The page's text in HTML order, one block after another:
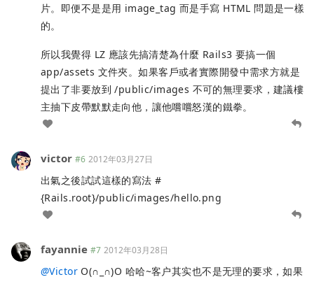
片。即便不是是用 image_tag 而是手寫 HTML 問題是一樣
的。
所以我覺得 LZ 應該先搞清楚為什麼 Rails3 要搞一個
app/assets 文件夾。如果客戶或者實際開發中需求方就是
提出了非要放到 /public/images 不可的無理要求，建議樓
主抽下皮帶默默走向他，讓他嚐嚐怒漢的鐵拳。
victor #6 2012年03月27日
出氣之後試試這樣的寫法 #
{Rails.root}/public/images/hello.png
fayannie #7 2012年03月28日
@VictorO(∩_∩)O 哈哈~客户其实也不是无理的要求，如果